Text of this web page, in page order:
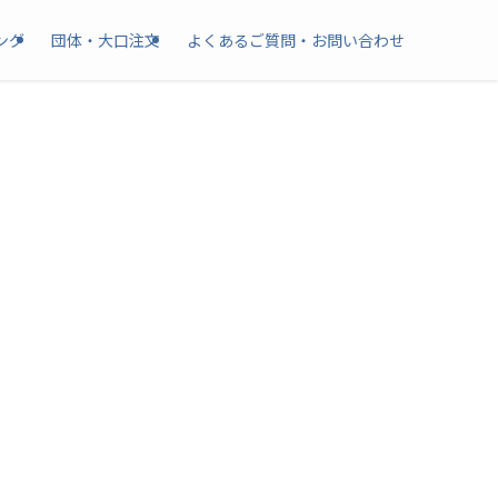
グ 団体・大口注文 よくあるご質問・お問い合わせ